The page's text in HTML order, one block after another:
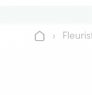
Accueil
›